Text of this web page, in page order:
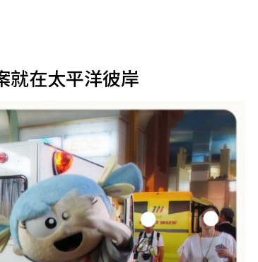
就在太平洋彼岸